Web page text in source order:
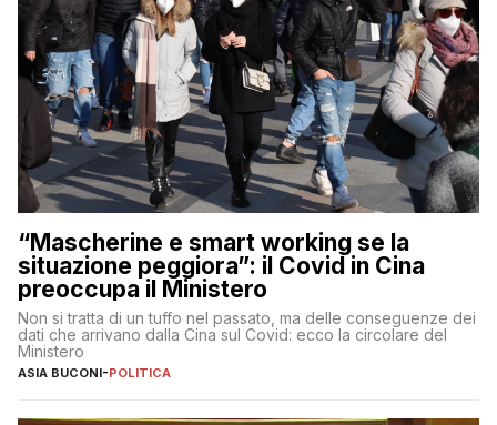
“Mascherine e smart working se la
situazione peggiora”: il Covid in Cina
preoccupa il Ministero
Non si tratta di un tuffo nel passato, ma delle conseguenze dei
dati che arrivano dalla Cina sul Covid: ecco la circolare del
Ministero
ASIA BUCONI-POLITICA